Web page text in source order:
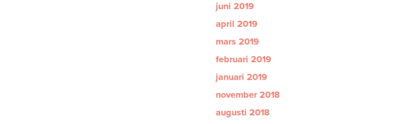
juni 2019
april 2019
mars 2019
februari 2019
januari 2019
november 2018
augusti 2018